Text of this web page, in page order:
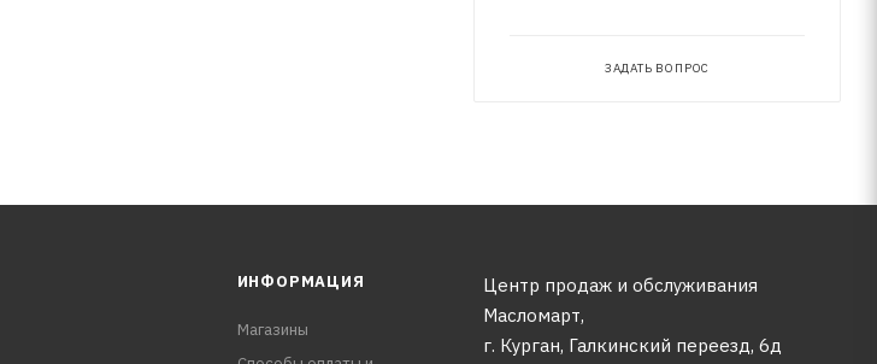
ЗАДАТЬ ВОПРОС
ИНФОРМАЦИЯ
Магазины
Центр продаж и обслуживания
Масломарт,
г. Курган, Галкинский переезд, 6д